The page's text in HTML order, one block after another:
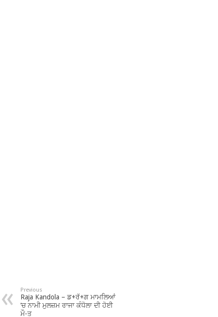
Previous
Raja Kandola – ਡ+ਰੱ+ਗ ਮਾਮਲਿਆਂ
’ਚ ਨਾਮੀ ਮੁਲਜ਼ਮ ਰਾਜਾ ਕੰਧੋਲਾ ਦੀ ਹੋਈ
ਮੌ-ਤ